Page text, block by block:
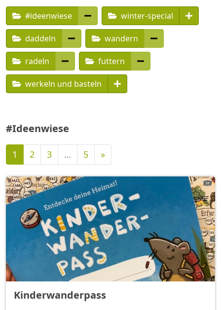
#ideenwiese winter-special
daddeln wandern
radeln futtern
werkeln und basteln
#Ideenwiese
1 2 3 … 5 »Nächste
Kinderwanderpass